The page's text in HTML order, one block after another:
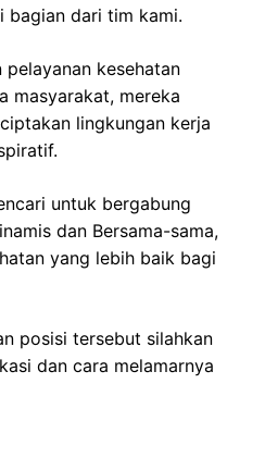
bagian dari tim kami.
kesehatan
masyarakat, mereka
lingkungan kerja
untuk bergabung
dan Bersama-sama,
yang lebih baik bagi
posisi tersebut silahkan
dan cara melamarnya